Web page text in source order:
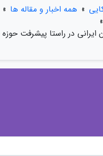
» همه اخبار و مقاله ها »
»
ایرانی در راستا پیشرفت